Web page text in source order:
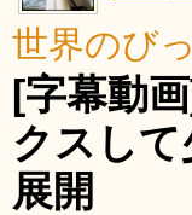
世界のび
[字幕動
クスし
展開